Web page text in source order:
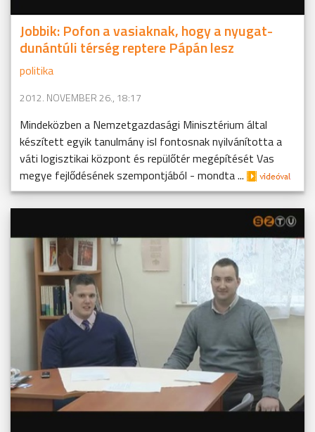
Jobbik: Pofon a vasiaknak, hogy a nyugat-
dunántúli térség reptere Pápán lesz
politika
2012. NOVEMBER 26., 18:17
Mindeközben a Nemzetgazdasági Minisztérium által
készített egyik tanulmány isl fontosnak nyilvánította a
váti logisztikai központ és repülőtér megépítését Vas
megye fejlődésének szempontjából - mondta ...